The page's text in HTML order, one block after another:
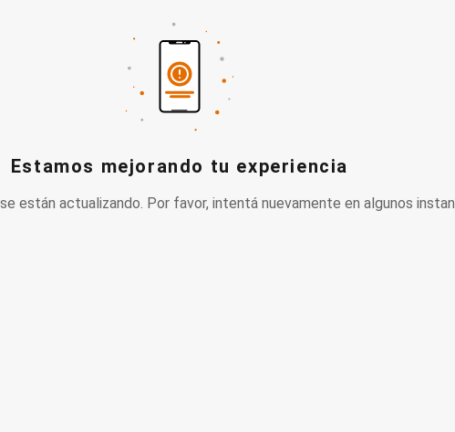
Estamos mejorando tu experiencia
están actualizando. Por favor, intentá nuevamente en algunos